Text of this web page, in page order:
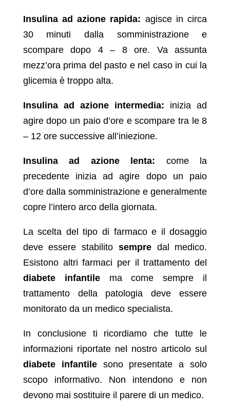
Insulina ad azione rapida: agisce in circa
30 minuti dalla somministrazione e
scompare dopo 4 – 8 ore. Va assunta
mezz’ora prima del pasto e nel caso in cui la
glicemia è troppo alta.
Insulina ad azione intermedia: inizia ad
agire dopo un paio d’ore e scompare tra le 8
– 12 ore successive all’iniezione.
Insulina ad azione lenta: come la
precedente inizia ad agire dopo un paio
d’ore dalla somministrazione e generalmente
copre l’intero arco della giornata.
La scelta del tipo di farmaco e il dosaggio
deve essere stabilito sempredal medico.
Esistono altri farmaci per il trattamento del
diabete infantilema come sempre il
trattamento della patologia deve essere
monitorato da un medico specialista.
In conclusione ti ricordiamo che tutte le
informazioni riportate nel nostro articolo sul
diabete infantilesono presentate a solo
scopo informativo. Non intendono e non
devono mai sostituire il parere di un medico.